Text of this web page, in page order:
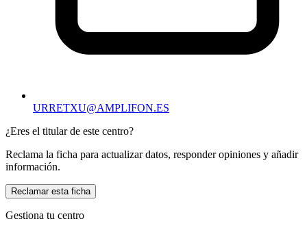
URRETXU@AMPLIFON.ES
¿Eres el titular de este centro?
Reclama la ficha para actualizar datos, responder opiniones y añadir
información.
Reclamar esta ficha
Gestiona tu centro